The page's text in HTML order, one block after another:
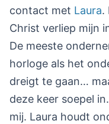
contact met Laura.
Christ verliep mijn
De meeste
horloge als het
dreigt te gaan…
deze keer soepel
mij. Laura houdt